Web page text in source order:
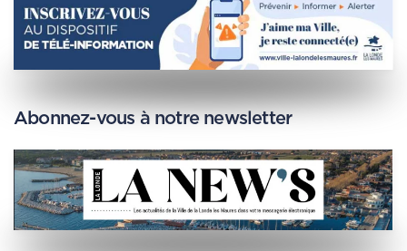
Abonnez-vous à notre newsletter